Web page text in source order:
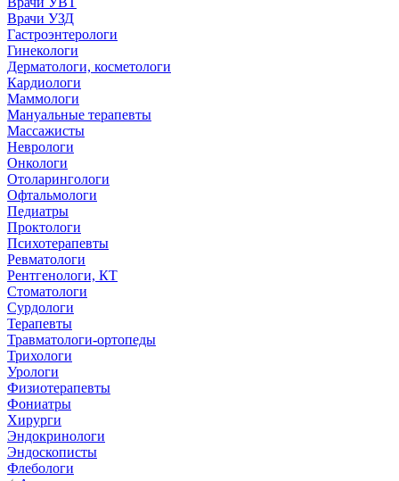
Врачи УЗД
Гастроэнтерологи
Гинекологи
Дерматологи, косметологи
Кардиологи
Маммологи
Мануальные терапевты
Массажисты
Неврологи
Онкологи
Отоларингологи
Офтальмологи
Педиатры
Проктологи
Психотерапевты
Ревматологи
Рентгенологи, КТ
Стоматологи
Сурдологи
Терапевты
Травматологи-ортопеды
Трихологи
Урологи
Физиотерапевты
Фониатры
Хирурги
Эндокринологи
Эндоскописты
Флебологи